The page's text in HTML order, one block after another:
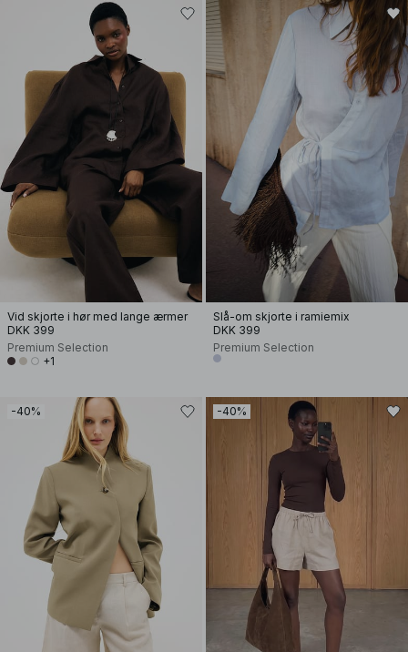
Vid skjorte i hør med lange ærmer
DKK 399
Premium Selection
+1
Slå-om skjorte i ramiemix
DKK 399
Premium Selection
-40% -40%